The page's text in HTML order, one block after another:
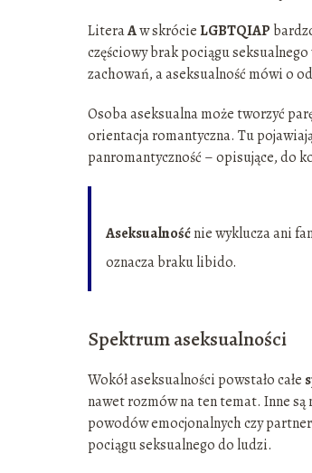
LiteraAw skrócieLGBTQIAP
częściowy brak pociągu
zachowań, a aseksualność mówi o
Osoba aseksualna może tworzyć
orientacja romantyczna. Tu
panromantyczność – opisujące, do
Aseksualnośćnie wyklucza ani
oznacza braku libido.
Spektrum aseksualności
Wokół aseksualności powstało całe
nawet rozmów na ten temat. Inne są
powodów emocjonalnych czy
pociągu seksualnego do ludzi.